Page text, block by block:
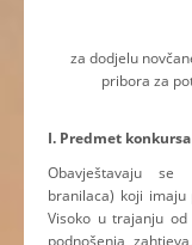
za dodjelu
pribora za
I. Predmet konkursa
Obavještavaju se
branilaca) koji
Visoko u trajanju